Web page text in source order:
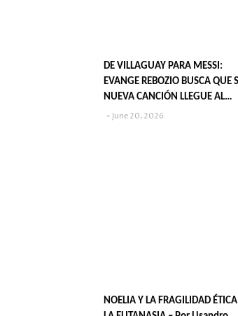
DE VILLAGUAY PARA MESSI:
EVANGE REBOZIO BUSCA QUE
NUEVA CANCIÓN LLEGUE AL
CAPITÁN ARGENTINO
June 20, 2026
NOELIA Y LA FRAGILIDAD